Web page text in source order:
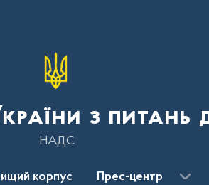
з питань
НАДС
корпус Прес-центр